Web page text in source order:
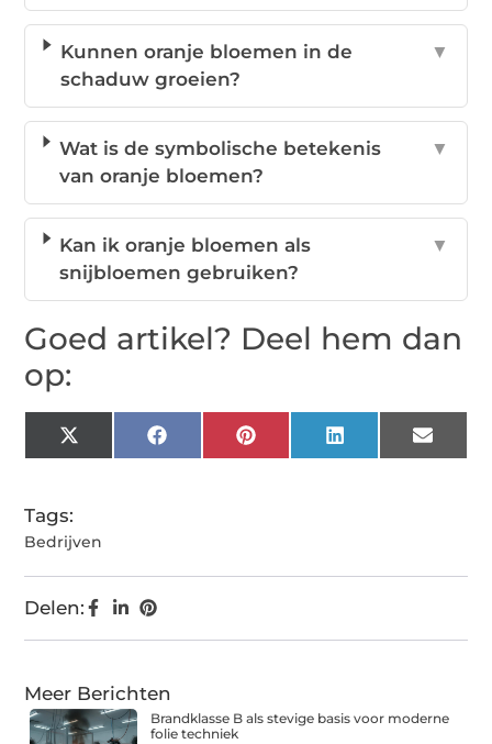
Kunnen oranje bloemen in de
schaduw groeien?
▼
Wat is de symbolische betekenis
van oranje bloemen?
▼
Kan ik oranje bloemen als
snijbloemen gebruiken?
▼
Goed artikel? Deel hem dan
op:
X
(Twitter)
FacebookPinterestLinkedIn Email
Tags:
Bedrijven
Delen:
Meer Berichten
Brandklasse B als stevige basis voor moderne
folie techniek